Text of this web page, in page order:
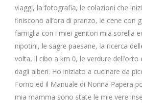
viaggi, la fotografia, le colazioni che
finiscono all’ora di pranzo, le cene con
famiglia con i miei genitori mia sorella
nipotini, le sagre paesane, la ricerca
volta, il cibo a km 0, le verdure
dagli alberi. Ho iniziato a cucinare da
Forno ed il Manuale di Nonna Papera
mia mamma sono state le mie vere